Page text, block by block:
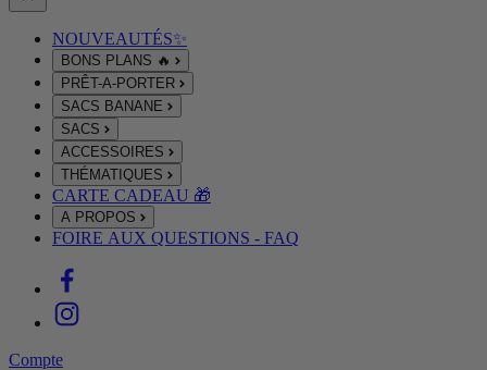
NOUVEAUTÉS✨
BONS PLANS 🔥
PRÊT-A-PORTER
SACS BANANE
SACS
ACCESSOIRES
THÉMATIQUES
CARTE CADEAU 🎁
A PROPOS
FOIRE AUX QUESTIONS - FAQ
Compte